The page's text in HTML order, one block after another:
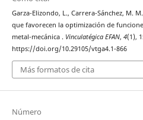
Garza-Elizondo, L., Carrera-Sánchez, M.
que favorecen la optimización de
metal-mecánica . Vinculatégica EFAN, 4(1),
https://doi.org/10.29105/vtga4.1-866
Más formatos de cita
Número